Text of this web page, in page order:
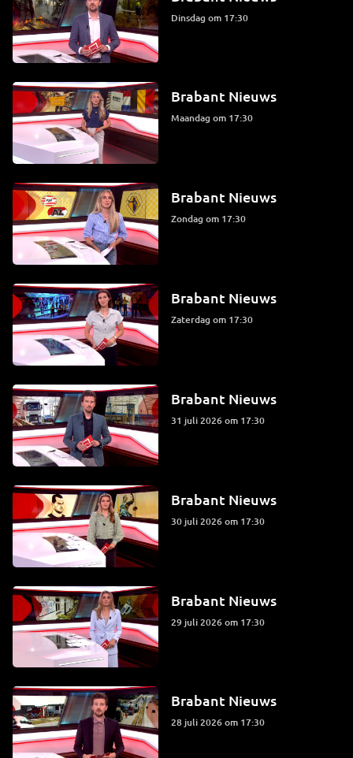
dinsdag om 17:30
Brabant Nieuws
maandag om 17:30
Brabant Nieuws
zondag om 17:30
Brabant Nieuws
zaterdag om 17:30
Brabant Nieuws
31 juli 2026 om 17:30
Brabant Nieuws
30 juli 2026 om 17:30
Brabant Nieuws
29 juli 2026 om 17:30
Brabant Nieuws
28 juli 2026 om 17:30